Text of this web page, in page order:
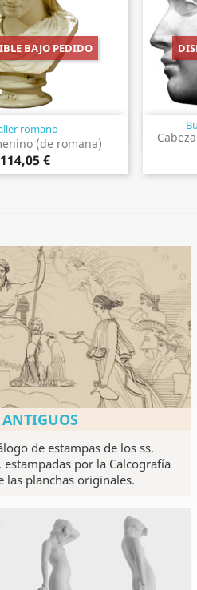
romano
(de romana)
114,05 €
BAJO PEDIDO
rápida
de estampas de los ss.
estampadas por la Calcografía
las planchas originales.